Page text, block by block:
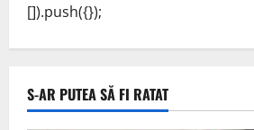
[]).push({});
S-AR PUTEA SĂ FI RATAT